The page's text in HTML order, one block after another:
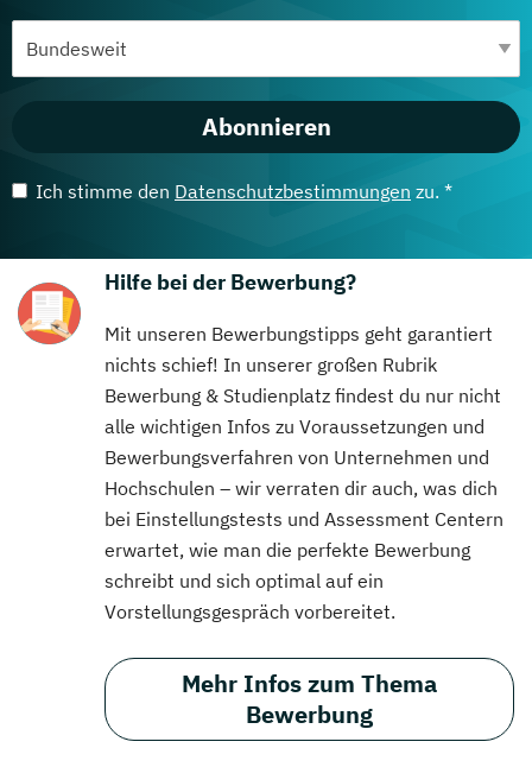
Abonnieren
Ich stimme den Datenschutzbestimmungen zu. *
Hilfe bei der Bewerbung?
Mit unseren Bewerbungstipps geht garantiert
nichts schief! In unserer großen Rubrik
Bewerbung & Studienplatz findest du nur nicht
alle wichtigen Infos zu Voraussetzungen und
Bewerbungsverfahren von Unternehmen und
Hochschulen – wir verraten dir auch, was dich
bei Einstellungstests und Assessment Centern
erwartet, wie man die perfekte Bewerbung
schreibt und sich optimal auf ein
Vorstellungsgespräch vorbereitet.
Mehr Infos zum Thema
Bewerbung